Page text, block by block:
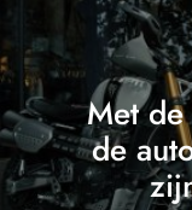
Met
de